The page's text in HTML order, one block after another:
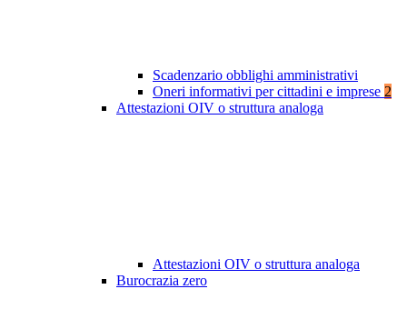
Scadenzario obblighi amministrativi
Oneri informativi per cittadini e imprese 2
Attestazioni OIV o struttura analoga
Attestazioni OIV o struttura analoga
Burocrazia zero